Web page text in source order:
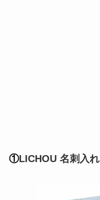
①LICHOU 名刺入れ